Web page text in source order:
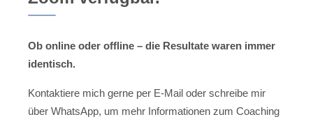
Ob online oder offline – die Resultate waren immer
identisch.
Kontaktiere mich gerne per E-Mail oder schreibe mir
über WhatsApp, um mehr Informationen zum Coaching